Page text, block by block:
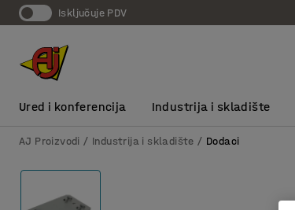
Isključuje PDV
Ured i konferencija Industrija i skladište
AJ Proizvodi Industrija i skladište Dodaci